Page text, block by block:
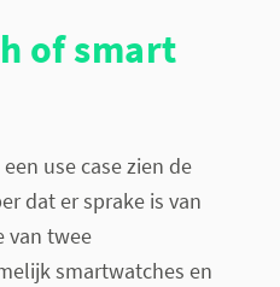
of smart
use case zien de
dat er sprake is van
van twee
smartwatches en